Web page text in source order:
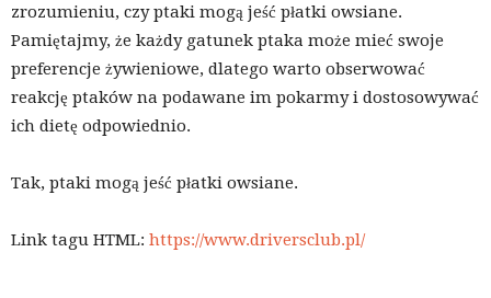
zrozumieniu, czy ptaki mogą jeść płatki owsiane.
Pamiętajmy, że każdy gatunek ptaka może mieć swoje
preferencje żywieniowe, dlatego warto obserwować
reakcję ptaków na podawane im pokarmy i dostosowywać
ich dietę odpowiednio.
Tak, ptaki mogą jeść płatki owsiane.
Link tagu HTML: https://www.driversclub.pl/